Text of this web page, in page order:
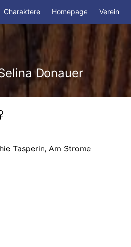
Charaktere Homepage Verein
Donauer
Tasperin, Am Strome